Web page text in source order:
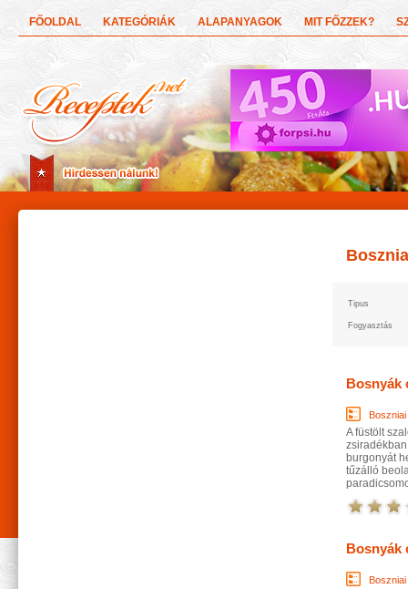
FŐOLDAL KATEGÓRIÁK ALAPANYAGOK MIT FŐZZEK?
Tipus
Fogyasztás
Bosnyák
Boszniai
A füstölt
burgonyát
tűzálló
Bosnyák
Boszniai